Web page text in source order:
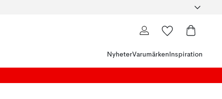
NyheterVarumärken Inspiration